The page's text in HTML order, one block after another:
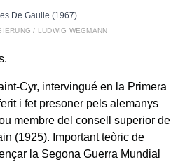
De Gaulle (1967)
/ LUDWIG WEGMANN
Cyr, intervingué en la Primera
i fet presoner pels alemanys
membre del consell superior de
(1925). Important teòric de
la Segona Guerra Mundial